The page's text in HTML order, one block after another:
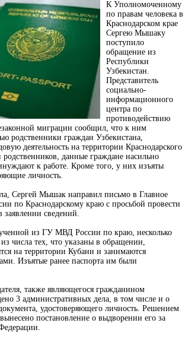
К Уполномоченному
по правам человека в
Краснодарском крае
Сергею Мышаку
поступило
обращение из
Республики
Узбекистан.
Представитель
социально-
информационного
центра по
противодействию
миграции сообщил, что к ним
родственники граждан Узбекистана,
деятельность на территории Краснодарского
данные граждане насильно
к работе. Кроме того, у них изъяты
личность.
Сергей Мышак направил письмо в Главное
по Краснодарскому краю с просьбой провести
заявлении сведений.
из ГУ МВД России по краю, несколько
числа тех, что указаны в обращении,
на территории Кубани и занимаются
Изъятые ранее паспорта им были
также являющегося гражданином
3 административных дела, в том числе и о
удостоверяющего личность. Решением
постановление о выдворении его за